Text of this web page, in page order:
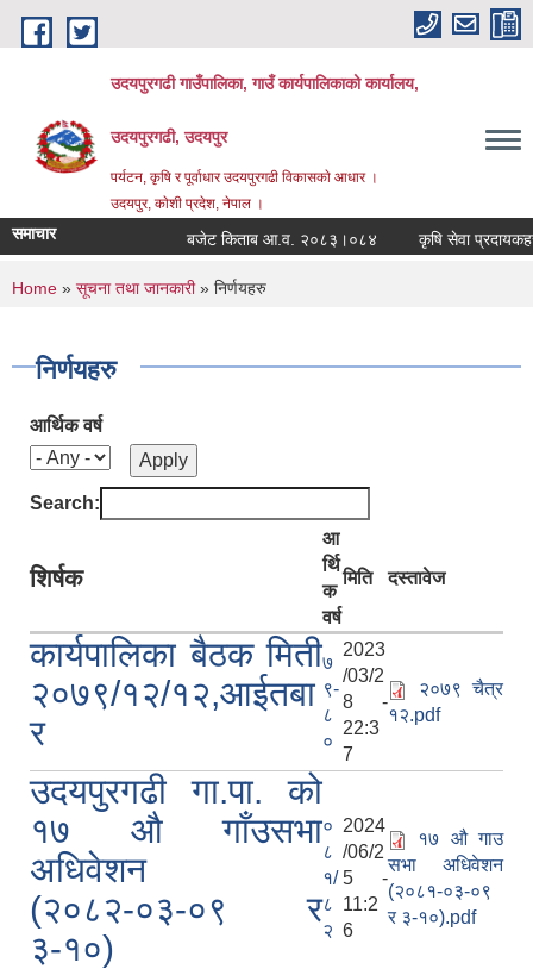
Skip to main content
उदयपुरगढी गाउँपालिका, गाउँ कार्यपालिकाको कार्यालय,
उदयपुरगढी, उदयपुर
पर्यटन, कृषि र पूर्वाधार उदयपुरगढी विकासकाे आधार ।
उदयपुर, काेशी प्रदेश, नेपाल ।
समाचार बजेट किताब आ.व. २०८३।०८४ कृषि सेवा
You are here
Home » सूचना तथा जानकारी» निर्णयहरु
निर्णयहरु
आर्थिक वर्ष
Search:
शिर्षक
आ
र्थि
क
वर्ष
मिति दस्तावेज
कार्यपालिका बैठक मिती
२०७९/१२/१२,आईतबा
र
७
९-
८
०
2023
/03/2
8 -
22:3
7
२०७९ चैत्र
१२.pdf
उदयपुरगढी गा.पा. को
१७ औ गाँउसभा
अधिवेशन
(२०८२-०३-०९ र
३-१०)
०
८
१/
८
२
2024
/06/2
5 -
11:2
6
१७ औ गाउ
सभा अधिवेशन
(२०८१-०३-०९
र ३-१०).pdf